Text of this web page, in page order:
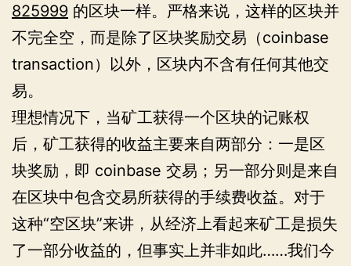
825999 的区块一样。严格来说，这样的区块并
不完全空，而是除了区块奖励交易（coinbase
transaction）以外，区块内不含有任何其他交
易。
理想情况下，当矿工获得一个区块的记账权
后，矿工获得的收益主要来自两部分：一是区
块奖励，即 coinbase 交易；另一部分则是来自
在区块中包含交易所获得的手续费收益。对于
这种“空区块”来讲，从经济上看起来矿工是损失
了一部分收益的，但事实上并非如此……我们今